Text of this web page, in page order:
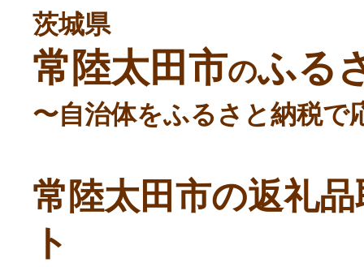
茨城県
常陸太田市のふる
〜自治体をふるさと納税で
常陸太田市の返礼
ト